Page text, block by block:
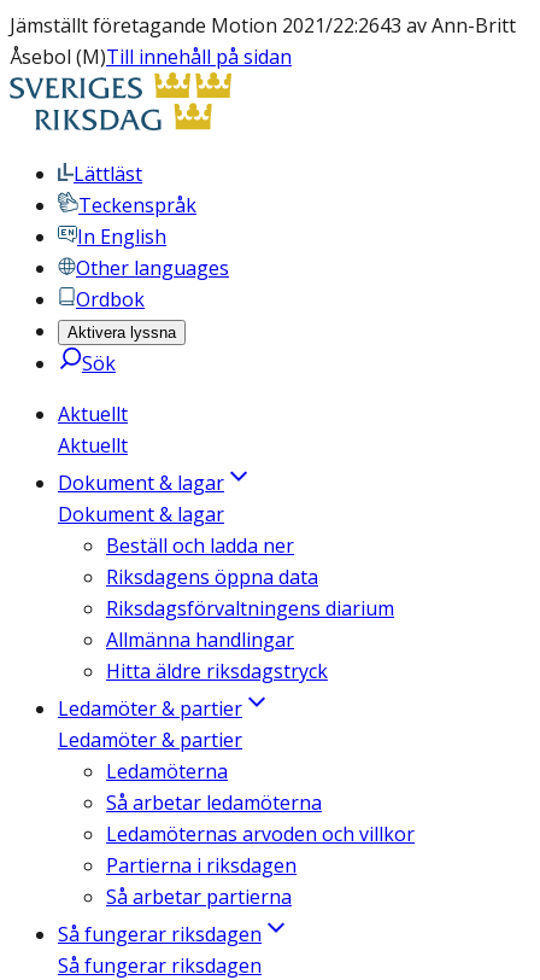
Jämställt företagande Motion 2021/22:2643 av Ann-Britt
Åsebol (M)Till innehåll på sidan
Lättläst
Teckenspråk
In English
Other languages
Ordbok
Aktivera lyssna
Sök
Aktuellt
Aktuellt
Dokument & lagar
Dokument & lagar
Beställ och ladda ner
Riksdagens öppna data
Riksdagsförvaltningens diarium
Allmänna handlingar
Hitta äldre riksdagstryck
Ledamöter & partier
Ledamöter & partier
Ledamöterna
Så arbetar ledamöterna
Ledamöternas arvoden och villkor
Partierna i riksdagen
Så arbetar partierna
Så fungerar riksdagen
Så fungerar riksdagen